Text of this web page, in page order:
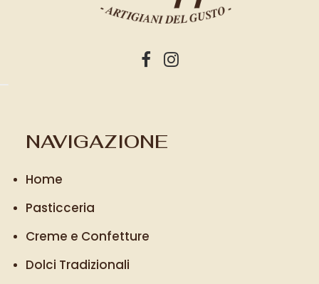
NAVIGAZIONE
Home
Pasticceria
Creme e Confetture
Dolci Tradizionali